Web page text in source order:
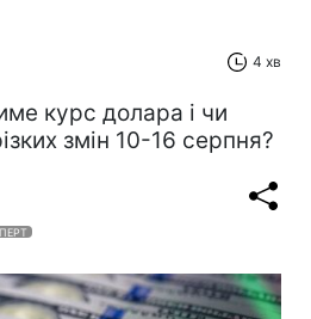
4 хв
курс долара і чи
змін 10-16 серпня?